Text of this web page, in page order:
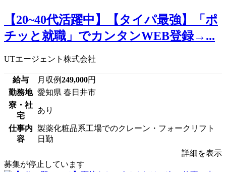
【20~40代活躍中】【タイパ最強】「ポ
チッと就職」でカンタンWEB登録→...
UTエージェント株式会社
給与 月収例249,000円
勤務地 愛知県 春日井市
寮・社
宅
あり
仕事内
容
製薬化粧品系工場でのクレーン・フォークリフト
日勤
詳細を表示
募集が停止しています